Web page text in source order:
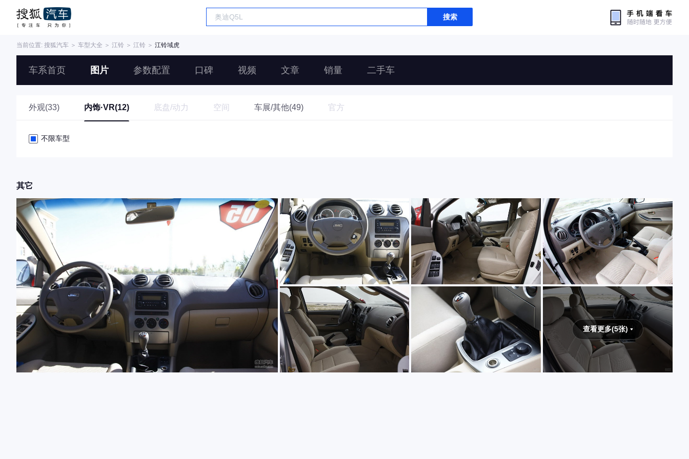
搜索
当前位置: 搜狐汽车 ＞ 车型大全 ＞ 江铃 ＞ 江铃 ＞ 江铃域虎
车系首页 图片 参数配置 口碑 视频 文章 销量 二手车
外观(33) 内饰·VR(12) 底盘/动力 空间 车展/其他(49) 官方
不限车型
其它
查看更多(5张)